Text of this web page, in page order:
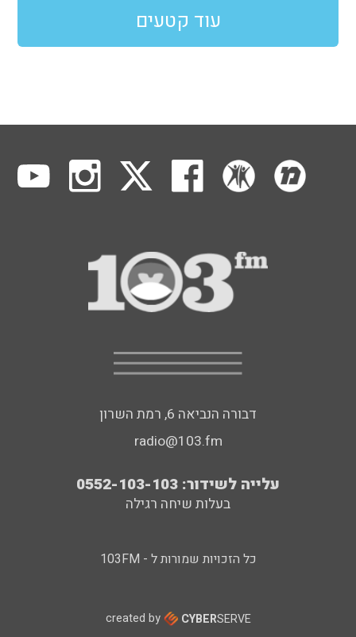
עוד קטעים
דבורה הנביאה 6, רמת השרון
radio@103.fm
עלייה לשידור: 0552-103-103
בעלות שיחה רגילה
כל הזכויות שמורות ל - 103FM
created by CYBERSERVE